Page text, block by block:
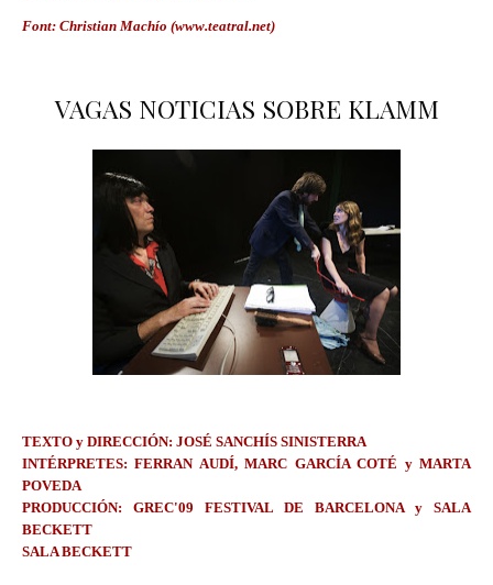
Font: Christian Machío (www.teatral.net)
VAGAS NOTICIAS SOBRE KLAMM
TEXTO y DIRECCIÓN: JOSÉ SANCHÍS SINISTERRA
INTÉRPRETES: FERRAN AUDÍ, MARC GARCÍA COTÉ y MARTA
POVEDA
PRODUCCIÓN: GREC'09 FESTIVAL DE BARCELONA y SALA
BECKETT
SALA BECKETT